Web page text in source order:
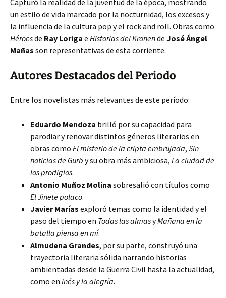
Capturó la realidad de la juventud de la época, mostrando
un estilo de vida marcado por la nocturnidad, los excesos y
la influencia de la cultura pop y el rock and roll. Obras como
Héroesde Ray Loriga e Historias del Kronende José Ángel
Mañas son representativas de esta corriente.
Autores Destacados del Periodo
Entre los novelistas más relevantes de este período:
Eduardo Mendoza brilló por su capacidad para
parodiar y renovar distintos géneros literarios en
obras como El misterio de la cripta embrujada, Sin
noticias de Gurb y su obra más ambiciosa, La ciudad de
los prodigios.
Antonio Muñoz Molina sobresalió con títulos como
El Jinete polaco.
Javier Marías exploró temas como la identidad y el
paso del tiempo en Todas las almasyMañana en la
batalla piensa en mí.
Almudena Grandes, por su parte, construyó una
trayectoria literaria sólida narrando historias
ambientadas desde la Guerra Civil hasta la actualidad,
como en Inés y la alegría.